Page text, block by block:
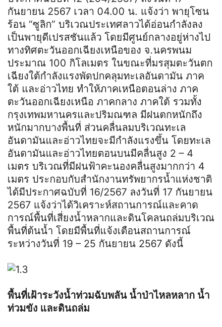
กันยายน 2567 เวลา 04.00 น. แจ้งว่า พายุโซน
ร้อน “ซูลิก” บริเวณประเทศลาวได้อ่อนกำลังลง
เป็นพายุดีเปรสชันแล้ว โดยมีศูนย์กลางอยู่ห่างไป
ทางทิศตะวันออกเฉียงเหนือของ จ.นครพนม
ประมาณ 100 กิโลเมตร ในขณะที่มรสุมตะวันตก
เฉียงใต้กำลังแรงพัดปกคลุมทะเลอันดามัน ภาค
ใต้ และอ่าวไทย ทำให้ภาคเหนือตอนล่าง ภาค
ตะวันออกเฉียงเหนือ ภาคกลาง ภาคใต้ รวมทั้ง
กรุงเทพมหานครและปริมณฑล มีฝนตกหนักถึง
หนักมากบางพื้นที่ ส่วนคลื่นลมบริเวณทะเล
อันดามันและอ่าวไทยจะมีกำลังแรงขึ้น โดยทะเล
อันดามันและอ่าวไทยตอนบนมีคลื่นสูง 2 – 4
เมตร บริเวณที่มีฝนฟ้าคะนองคลื่นสูงมากกว่า 4
เมตร ประกอบกับสำนักงานทรัพยากรน้ำแห่งชาติ
ได้มีประกาศฉบับที่ 16/2567 ลงวันที่ 17 กันยายน
2567 แจ้งว่าได้วิเคราะห์สถานการณ์และคาด
การณ์พื้นที่เสี่ยงน้ำหลากและดินโคลนถล่มบริเวณ
พื้นที่ต้นน้ำ โดยมีพื้นที่แจ้งเตือนสถานการณ์
ระหว่างวันที่ 19 – 25 กันยายน 2567 ดังนี้
พื้นที่เฝ้าระวังน้ำท่วมฉับพลัน น้ำป่าไหลหลาก น้ำ
ท่วมขัง และดินถล่ม